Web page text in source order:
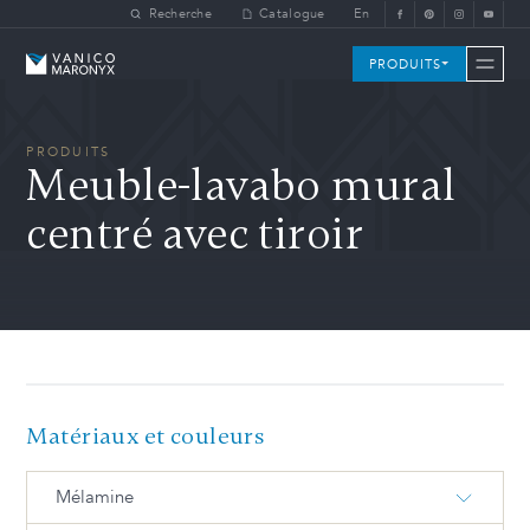
Skip to main contentRecherche Catalogue En
Vanico-Maronyx PRODUITS
PRODUITS
Meuble-lavabo mural
centré avec tiroir
Matériaux et couleurs
Mélamine